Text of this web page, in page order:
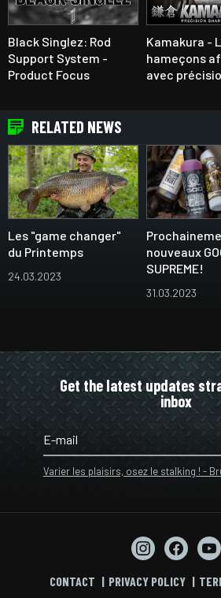
Black Singlez: Rod
Support System -
Product Focus
Kamakura -
hameçons
avec
RELATED NEWS
Les "game changer"
du Printemps
24.03.2023
nouveaux
SUPREME!
31.03.2023
Get the latest updates
inbox
Varier les plaisirs, osez le stalking ! -
CONTACT PRIVACY POLICY